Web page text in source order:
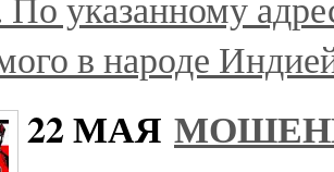
в народе
22 МАЯ